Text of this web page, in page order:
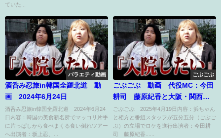
ていた...
バラエティ動画
酒呑み忍旅in韓国全羅北道 動
画 2024年6月24日
酒呑み忍旅in韓国全羅北道 2024年6月24
日内容：韓国の美食新名所でマッコリ片手
に片っぱしから食べまくる食い倒れツアー
へ出演者：坂上忍、...
ごぶごぶ
ごぶごぶ 動画 代役MC：今田
耕司 藤原紀香と大阪・関西万
博ツアー 4月19日
ごぶごぶ 2025年4月19日内容：浜ちゃん
と相方と番組スタッフが五分五分（ごぶご
ぶ）の立場でロケを進行出演者：今田耕
司 藤原紀香......